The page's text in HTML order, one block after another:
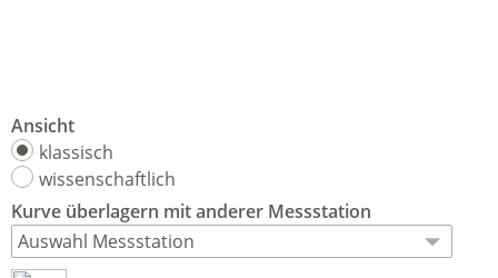
Ansicht
klassisch
wissenschaftlich
Kurve überlagern mit anderer Messstation